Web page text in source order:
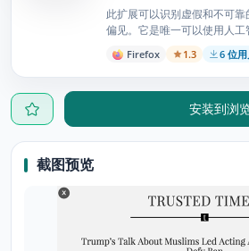
此扩展可以识别虚假和不可
偏见。它是唯一可以使用人
帮助您识别每篇新闻文章中
Firefox 1.3 6 位
安装到浏
截图预览